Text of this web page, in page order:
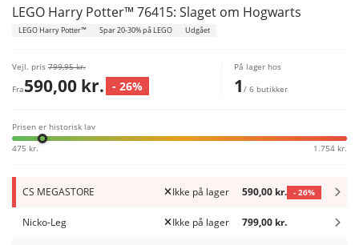
LEGO Harry Potter™ 76415: Slaget om Hogwarts
LEGO Harry Potter™ Spar 20-30% på LEGO Udgået
Vejl. pris 799,95 kr.
Fra590,00 kr. - 26%
På lager hos
1 / 6 butikker
Prisen er historisk lav
475 kr. 1.754 kr.
CS MEGASTORE Ikke på lager 590,00 kr. - 26%
Nicko-Leg Ikke på lager 799,00 kr.